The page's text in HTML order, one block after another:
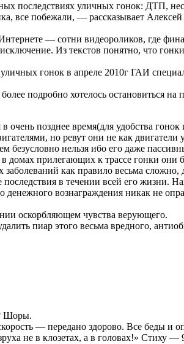
последствиях уличных гонок: ДТП,
все побежали, — рассказывает
— сотни видеороликов, где
Из текстов понятно, что
уличных гонок в апреле 2010г ГАИ
подробно хотелось остановиться на
позднее время(для удобства
но ревут они не как
безусловно нельзя ибо его даже
прилегающих к трассе гонки они
как правило весьма
в течении всей его жизни.
вознаграждения никак не
оскорбляющем чувства верующего.
пиар этого весьма вредного,
Шоры.
— передано здорово. Все беды и
не в клозетах, а в головах!» Стиху